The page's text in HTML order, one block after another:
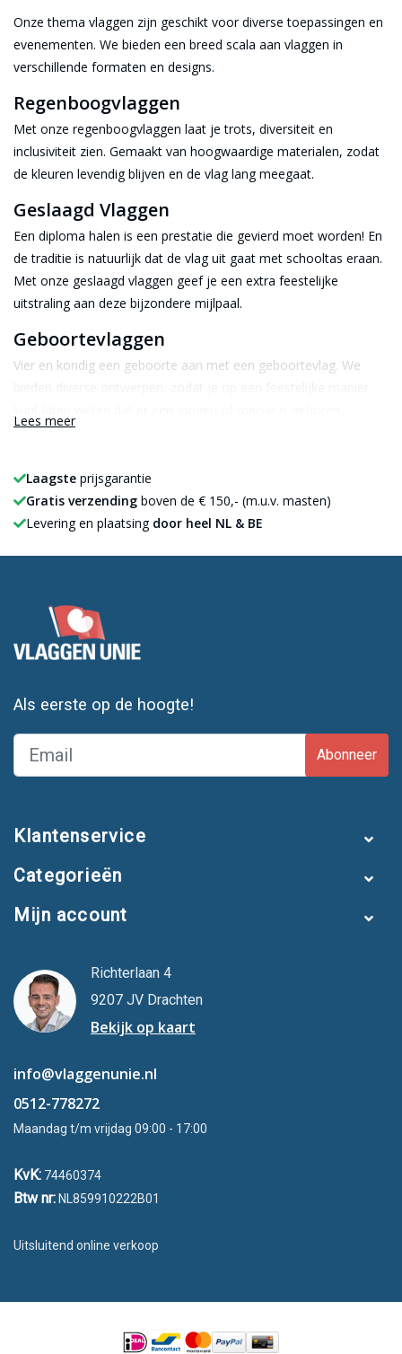
Onze thema vlaggen zijn geschikt voor diverse toepassingen en
evenementen. We bieden een breed scala aan vlaggen in
verschillende formaten en designs.
Regenboogvlaggen
Met onze regenboogvlaggen laat je trots, diversiteit en
inclusiviteit zien. Gemaakt van hoogwaardige materialen, zodat
de kleuren levendig blijven en de vlag lang meegaat.
Geslaagd Vlaggen
Een diploma halen is een prestatie die gevierd moet worden! En
de traditie is natuurlijk dat de vlag uit gaat met schooltas eraan.
Met onze geslaagd vlaggen geef je een extra feestelijke
uitstraling aan deze bijzondere mijlpaal.
Geboortevlaggen
Vier en kondig een geboorte aan met een geboortevlag. We
Voor autosportliefhebbers hebben we diverse racevlaggen,
waaronder de iconische zwart-wit geblokte finishvlag. Ideaal
voor races, evenementen of als decoratie.
Eilandvlaggen
speciaal ontworpen eilandvlag. Perfect voor bewoners, bedrijven
of liefhebbers van het eilandleven
Waarom kiezen voor Vlaggen Unie?
✓Uitstekende kwaliteit – Gemaakt van stevig en kleurvast
✓Weerbestendig – Bestand tegen regen, wind en
✓Snelle levering – Snel in huis, direct klaar voor gebruik.
Lees meer
Laagste prijsgarantie
Gratis verzending boven de € 150,- (m.u.v. masten)
Levering en plaatsing door heel NL & BE
Als eerste op de hoogte!
Abonneer
Klantenservice
Categorieën
Mijn account
Richterlaan 4
9207 JV Drachten
Bekijk op kaart
info@vlaggenunie.nl
0512-778272
Maandag t/m vrijdag 09:00 - 17:00
KvK: 74460374
Btw nr: NL859910222B01
Uitsluitend online verkoop